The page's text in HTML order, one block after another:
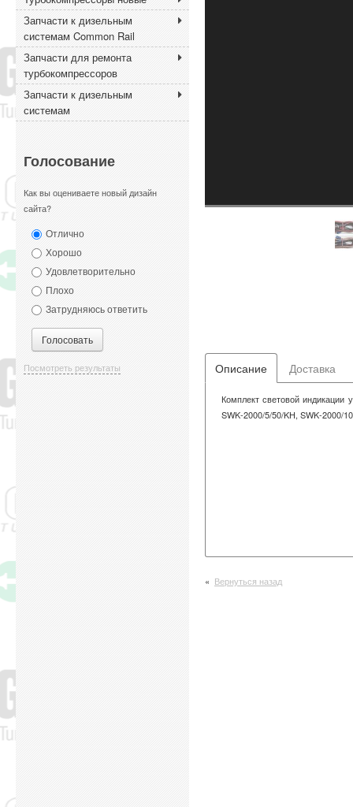
Описание Доставка
Комплект световой индикации
SWK-2000/5/50/KH, SWK-2000/
Вернуться назад
Запчасти к дизельным
системам Common Rail
Запчасти для ремонта
турбокомпрессоров
Запчасти к дизельным
системам
Голосование
Как вы оцениваете новый дизайн
сайта?
Отлично
Хорошо
Удовлетворительно
Плохо
Затрудняюсь ответить
Посмотреть результаты